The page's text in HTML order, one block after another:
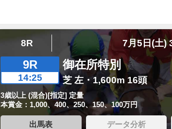
8R 7月5日(土)
9R
14:25
御在所特別
芝 左・1,600m 16頭
3歳以上 (混合)[指定] 定量
本賞金：1,000、400、250、150、100万円
出馬表 データ分析